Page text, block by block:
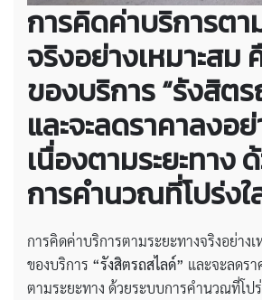
การคิดค่าบริการตา
จริงอย่างเหมาะสม
ของบริการ “รังสิตร
และจะลดราคาลงอ
เนื่องตามระยะทาง
การคำนวณที่โปร่งใ
การคิดค่าบริการตามระยะทางจริงอย่าง
ของบริการ “รังสิตรถสไลด์” และจะลดรา
ตามระยะทาง ด้วยระบบการคำนวณที่โปร่